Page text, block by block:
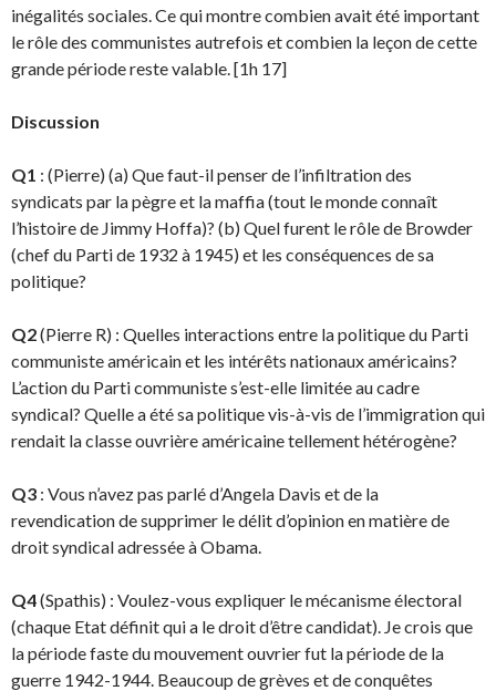
inégalités sociales. Ce qui montre combien avait été important
le rôle des communistes autrefois et combien la leçon de cette
grande période reste valable. [1h 17]
Discussion
Q1 : (Pierre) (a) Que faut-il penser de l’infiltration des
syndicats par la pègre et la maffia (tout le monde connaît
l’histoire de Jimmy Hoffa)? (b) Quel furent le rôle de Browder
(chef du Parti de 1932 à 1945) et les conséquences de sa
politique?
Q2(Pierre R) : Quelles interactions entre la politique du Parti
communiste américain et les inté­rêts nationaux américains?
L’action du Parti communiste s’est-elle limitée au cadre
syndical? Quelle a été sa politique vis-à-vis de l’immigration qui
rendait la classe ouvrière américaine telle­ment hétérogène?
Q3 : Vous n’avez pas parlé d’Angela Davis et de la
revendication de supprimer le délit d’opinion en matière de
droit syndical adressée à Obama.
Q4(Spathis) : Voulez-vous expliquer le mécanisme électoral
(chaque Etat définit qui a le droit d’être candidat). Je crois que
la période faste du mouvement ouvrier fut la période de la
guerre 1942-1944. Beaucoup de grèves et de conquêtes